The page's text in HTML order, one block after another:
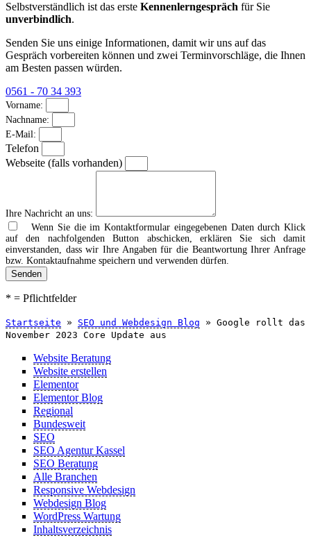
Selbstverständlich ist das erste Kennenlerngespräch für Sie
unverbindlich.
Senden Sie uns einige Informationen, damit wir uns auf das
Gespräch vorbereiten können und zwei Terminvorschläge, die Ihnen
am Besten passen würden.
0561 - 70 34 393
Vorname:
Nachname:
E-Mail:
Telefon
Webseite (falls vorhanden)
Ihre Nachricht an uns:
Wenn Sie die im Kontaktformular eingegebenen Daten durch Klick
auf den nachfolgenden Button abschicken, erklären Sie sich damit
einverstanden, dass wir Ihre Angaben für die Beantwortung Ihrer Anfrage
bzw. Kontaktaufnahme speichern und verwenden dürfen.
Senden
* = Pflichtfelder
Startseite » SEO und Webdesign Blog » Google rollt das
November 2023 Core Update aus
Website Beratung
Website erstellen
Elementor
Elementor Blog
Regional
Bundesweit
SEO
SEO Agentur Kassel
SEO Beratung
Alle Branchen
Responsive Webdesign
Webdesign Blog
WordPress Wartung
Inhaltsverzeichnis